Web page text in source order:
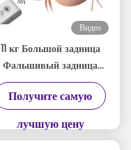
Видео
11 кг Большой задница
Фальшивый задница
Мастурбатор
Многофункциональный
Получите самую
лучшую цену